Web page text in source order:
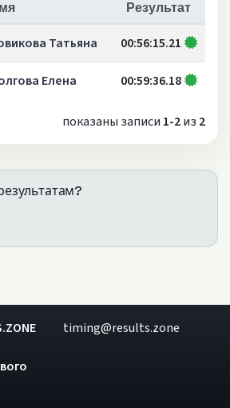
Результат
Татьяна 00:56:15.21
Елена 00:59:36.18
показаны записи 1-2из 2
timing@results.zone